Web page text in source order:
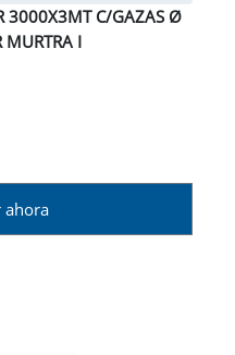
3000X3MT C/GAZAS Ø
I
ahora